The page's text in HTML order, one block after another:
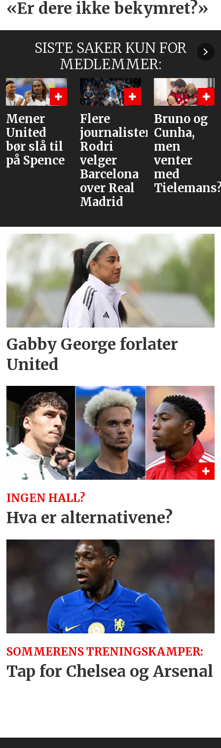
«Er dere ikke bekymret?»
SISTE SAKER KUN FOR
MEDLEMMER:
Flere
journalister:
Rodri
velger
Bruno og
Cunha,
men
venter
med
Tielemans?
Hva er
Gabby George forlater
United
INGEN HALL?
Hva er alternativene?
SOMMERENS TRENINGSKAMPER:
Tap for Chelsea og Arsenal